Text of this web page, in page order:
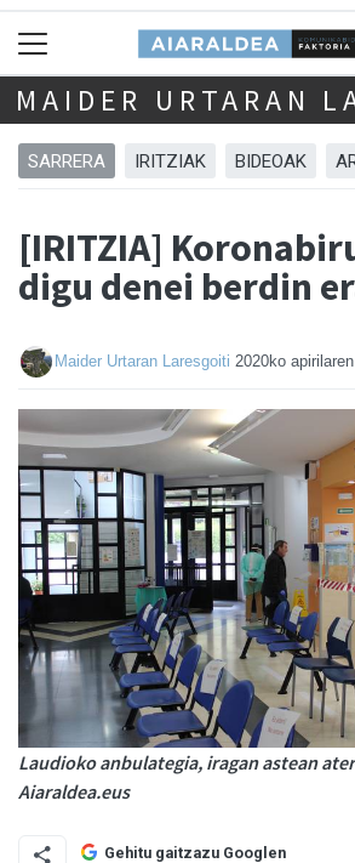
MAIDER URTARAN
SARRERA IRITZIAK BIDEOAK
[IRITZIA]
digu denei berdin
Maider Urtaran Laresgoiti 2020ko
Laudioko anbulategia, iragan astean
Aiaraldea.eus
Gehitu gaitzazu Googlen